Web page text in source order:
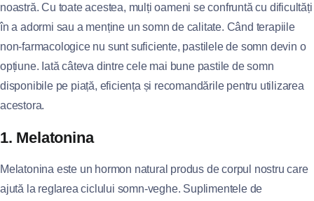
noastră. Cu toate acestea, mulți oameni se confruntă cu dificultăți
în a adormi sau a menține un somn de calitate. Când terapiile
non-farmacologice nu sunt suficiente, pastilele de somn devin o
opțiune. Iată câteva dintre cele mai bune pastile de somn
disponibile pe piață, eficiența și recomandările pentru utilizarea
acestora.
1. Melatonina
Melatonina este un hormon natural produs de corpul nostru care
ajută la reglarea ciclului somn-veghe. Suplimentele de